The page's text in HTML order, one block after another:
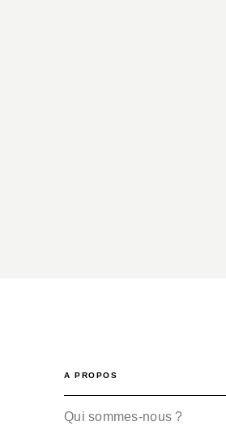
A PROPOS
Qui sommes-nous ?